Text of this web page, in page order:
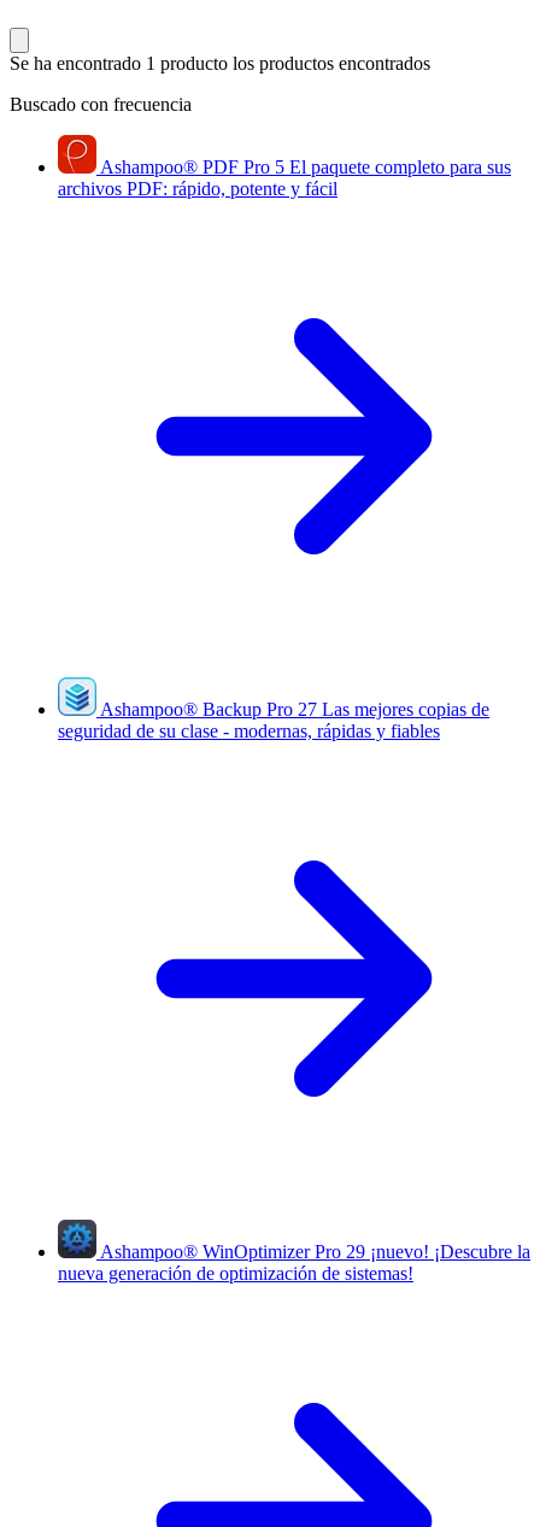
Se ha encontrado 1 producto los productos encontrados
Buscado con frecuencia
Ashampoo® PDF Pro 5 El paquete completo para sus
archivos PDF: rápido, potente y fácil
Ashampoo® Backup Pro 27 Las mejores copias de
seguridad de su clase - modernas, rápidas y fiables
Ashampoo® WinOptimizer Pro 29 ¡nuevo! ¡Descubre la
nueva generación de optimización de sistemas!